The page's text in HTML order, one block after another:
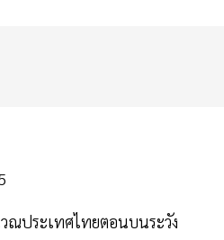
ณประเทศไทยตอนบนระวัง